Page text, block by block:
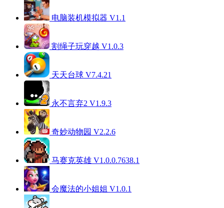
电脑装机模拟器 V1.1
割绳子玩穿越 V1.0.3
天天台球 V7.4.21
永不言弃2 V1.9.3
奇妙动物园 V2.2.6
马赛克英雄 V1.0.0.7638.1
会魔法的小姐姐 V1.0.1